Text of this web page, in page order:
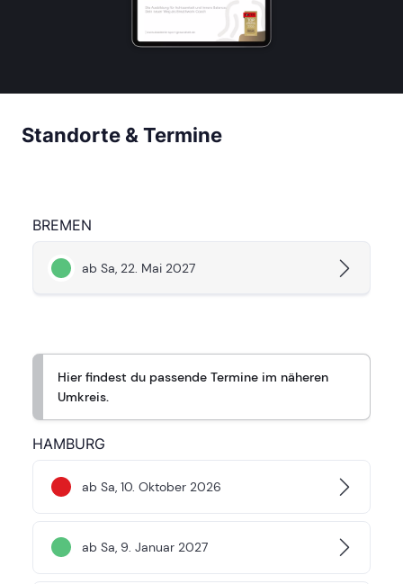
Standorte & Termine
BREMEN
ab Sa, 22. Mai 2027
Hier findest du passende Termine im näheren
Umkreis.
HAMBURG
ab Sa, 10. Oktober 2026
ab Sa, 9. Januar 2027